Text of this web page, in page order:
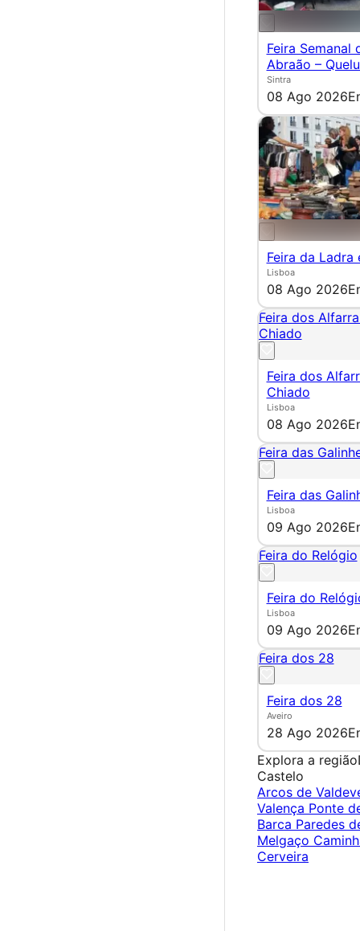
Feira Semanal
Abraão –
Sintra
08 Ago 2026
Feira da Ladra
Lisboa
08 Ago 2026
Feira dos
Chiado
Feira dos
Chiado
Lisboa
08 Ago 2026
Feira das
Feira das
Lisboa
09 Ago 2026
Feira do Relógio
Feira do
Lisboa
09 Ago 2026
Feira dos 28
Feira dos 28
Aveiro
28 Ago 2026
Explora a região
Castelo
Arcos de
Valença Ponte
Barca Paredes
Melgaço
Cerveira